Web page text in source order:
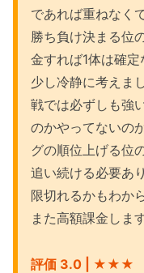
であれば重ねなく
勝ち負け決まる位
金すれば1体は確
少し冷静に考えま
戦では必ずしも強
のかやってないの
グの順位上げる位
追い続ける必要あ
限切れるかもわか
また高額課金しま
評価 3.0 | ★ ★★